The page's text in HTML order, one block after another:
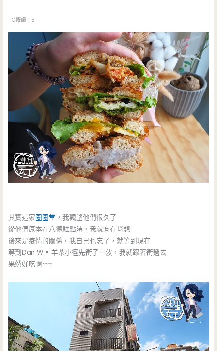
TG按讚：5
其實這家圈圈堂 ，我觀望他們很久了
從他們原本在八德駐點時，我就有在肖想
後來是疫情的關係，我自己也忘了，就等到現在
等到Dan W × 羊茶小徑先衝了一波，我就跟著衝過去
果然好吃啊~~~